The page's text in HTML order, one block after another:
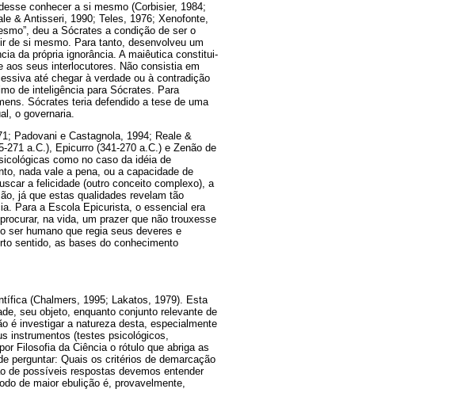
conhecer a si mesmo (Corbisier, 1984;
& Antisseri, 1990; Teles, 1976; Xenofonte,
deu a Sócrates a condição de ser o
de si mesmo. Para tanto, desenvolveu um
da própria ignorância. A maiêutica constitui-
seus interlocutores. Não consistia em
até chegar à verdade ou à contradição
de inteligência para Sócrates. Para
Sócrates teria defendido a tese de uma
o governaria.
Padovani e Castagnola, 1994; Reale &
a.C.), Epicurro (341-270 a.C.) e Zenão de
como no caso da idéia de
nada vale a pena, ou a capacidade de
a felicidade (outro conceito complexo), a
já que estas qualidades revelam tão
Para a Escola Epicurista, o essencial era
na vida, um prazer que não trouxesse
ser humano que regia seus deveres e
sentido, as bases do conhecimento
(Chalmers, 1995; Lakatos, 1979). Esta
seu objeto, enquanto conjunto relevante de
é investigar a natureza desta, especialmente
instrumentos (testes psicológicos,
Filosofia da Ciência o rótulo que abriga as
perguntar: Quais os critérios de demarcação
de possíveis respostas devemos entender
de maior ebulição é, provavelmente,